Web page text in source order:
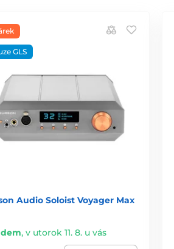
GLS
Audio Soloist Voyager Max
, v utorok 11. 8. u vás